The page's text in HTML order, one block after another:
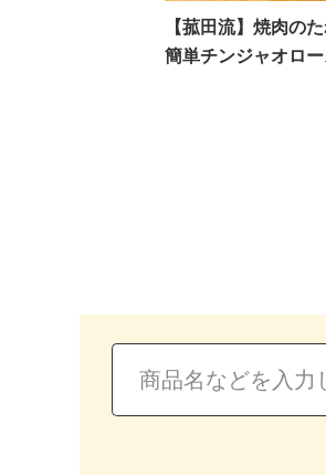
【菰田流】焼肉のたれだけで！
簡単チンジャオロース